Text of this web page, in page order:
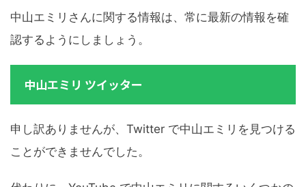
中山エミリさんに関する情報は、常に最新の情報を確
認するようにしましょう。
中山エミリ ツイッター
申し訳ありませんが、Twitter で中山エミリを見つける
ことができませんでした。